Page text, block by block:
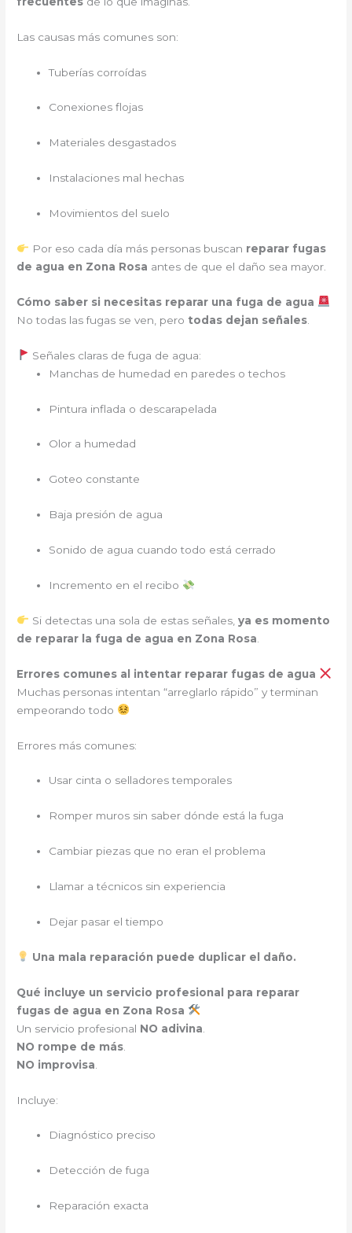
Las causas más comunes son:
Tuberías corroídas
Conexiones flojas
Materiales desgastados
Instalaciones mal hechas
Movimientos del suelo
Por eso cada día más personas buscan reparar fugas
de agua en Zona Rosa antes de que el daño sea mayor.
Cómo saber si necesitas reparar una fuga de agua
No todas las fugas se ven, pero todas dejan señales
Señales claras de fuga de agua:
Manchas de humedad en paredes o techos
Pintura inflada o descarapelada
Olor a humedad
Goteo constante
Baja presión de agua
Sonido de agua cuando todo está cerrado
Incremento en el recibo
Si detectas una sola de estas señales, ya es momento
de reparar la fuga de agua en Zona Rosa
Errores comunes al intentar reparar fugas de agua
Muchas personas intentan “arreglarlo rápido” y terminan
empeorando todo
Errores más comunes:
Usar cinta o selladores temporales
Romper muros sin saber dónde está la fuga
Cambiar piezas que no eran el problema
Llamar a técnicos sin experiencia
Dejar pasar el tiempo
Una mala reparación puede duplicar el daño.
Qué incluye un servicio profesional para reparar
fugas de agua en Zona Rosa
Un servicio profesional NO adivina
NO rompe de más
NO improvisa
Incluye:
Diagnóstico preciso
Detección de fuga
Reparación exacta